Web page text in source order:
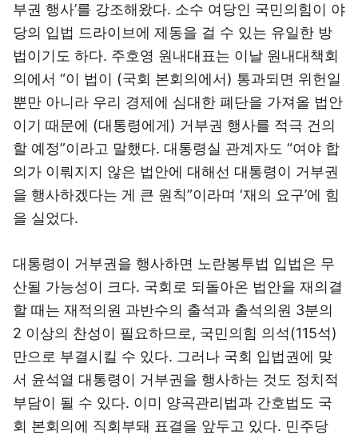
부권 행사’를 강조해왔다. 소수 여당인 국민의힘이 야
당의 입법 드라이브에 제동을 걸 수 있는 유일한 방
법이기도 하다. 주호영 원내대표는 이날 원내대책회
의에서 “이 법이 (국회 본회의에서) 통과되면 위헌일
뿐만 아니라 우리 경제에 심대한 폐단을 가져올 법안
이기 때문에 (대통령에게) 거부권 행사를 적극 건의
할 예정”이라고 말했다. 대통령실 관계자도 “여야 합
의가 이뤄지지 않은 법안에 대해선 대통령이 거부권
을 행사하겠다는 게 큰 원칙”이라며 ‘재의 요구’에 힘
을 실었다.
대통령이 거부권을 행사하면 노란봉투법 입법은 무
산될 가능성이 크다. 국회로 되돌아온 법안을 재의결
할 때는 재적의원 과반수의 출석과 출석의원 3분의
2 이상의 찬성이 필요하므로, 국민의힘 의석(115석)
만으로 부결시킬 수 있다. 그러나 국회 입법권에 맞
서 윤석열 대통령이 거부권을 행사하는 것도 정치적
부담이 될 수 있다. 이미 양곡관리법과 간호법도 국
회 본회의에 직회부돼 표결을 앞두고 있다. 민주당